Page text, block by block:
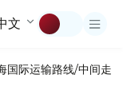
文
国际运输路线/中间走廊